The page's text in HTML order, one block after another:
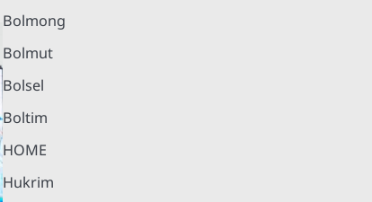
Bolmong
Bolmut
Bolsel
Boltim
HOME
Hukrim